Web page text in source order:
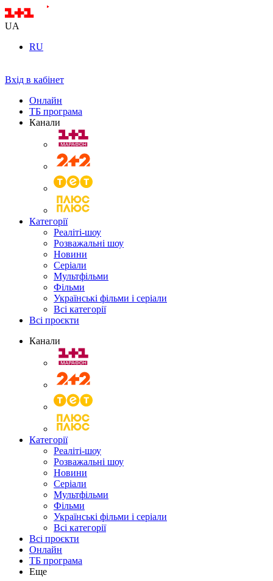
UA
RU
Вхід в кабінет
Онлайн
ТБ програма
Канали
Категорії
Реаліті-шоу
Розважальні шоу
Новини
Серіали
Мультфільми
Фільми
Українські фільми і серіали
Всі категорії
Всі проєкти
Канали
Категорії
Реаліті-шоу
Розважальні шоу
Новини
Серіали
Мультфільми
Фільми
Українські фільми і серіали
Всі категорії
Всі проєкти
Онлайн
ТБ програма
Еще